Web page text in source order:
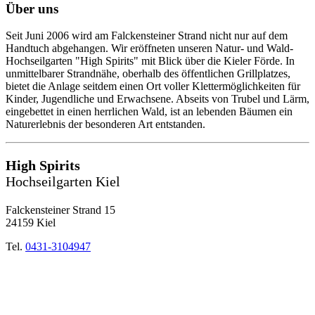
Über uns
Seit Juni 2006 wird am Falckensteiner Strand nicht nur auf dem
Handtuch abgehangen. Wir eröffneten unseren Natur- und Wald-
Hochseilgarten "High Spirits" mit Blick über die Kieler Förde. In
unmittelbarer Strandnähe, oberhalb des öffentlichen Grillplatzes,
bietet die Anlage seitdem einen Ort voller Klettermöglichkeiten für
Kinder, Jugendliche und Erwachsene. Abseits von Trubel und Lärm,
eingebettet in einen herrlichen Wald, ist an lebenden Bäumen ein
Naturerlebnis der besonderen Art entstanden.
High Spirits
Hochseilgarten Kiel
Falckensteiner Strand 15
24159 Kiel
Tel. 0431-3104947